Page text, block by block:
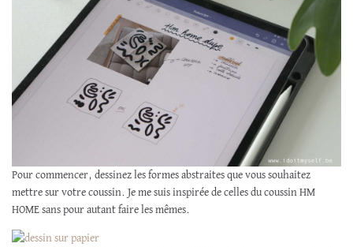
Pour commencer, dessinez les formes abstraites que vous souhaitez
mettre sur votre coussin. Je me suis inspirée de celles du coussin HM
HOME sans pour autant faire les mêmes.